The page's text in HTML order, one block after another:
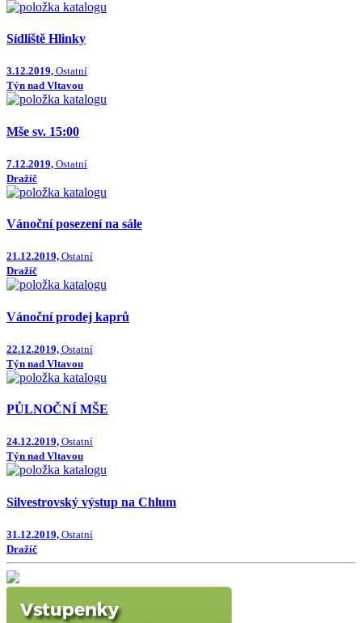
Sídliště Hlinky
3.12.2019, Ostatní
Týn nad Vltavou
Mše sv. 15:00
7.12.2019, Ostatní
Dražíč
Vánoční posezení na sále
21.12.2019, Ostatní
Dražíč
Vánoční prodej kaprů
22.12.2019, Ostatní
Týn nad Vltavou
PŮLNOČNÍ MŠE
24.12.2019, Ostatní
Týn nad Vltavou
Silvestrovský výstup na Chlum
31.12.2019, Ostatní
Dražíč